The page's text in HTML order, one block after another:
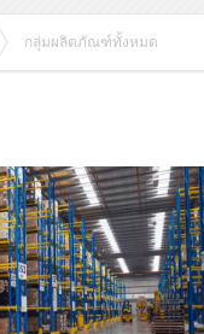
กลุ่มผลิตภัณฑ์ทั้งหมด